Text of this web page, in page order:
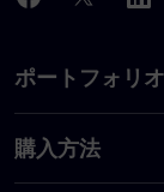
ポートフォリオ
購入方法